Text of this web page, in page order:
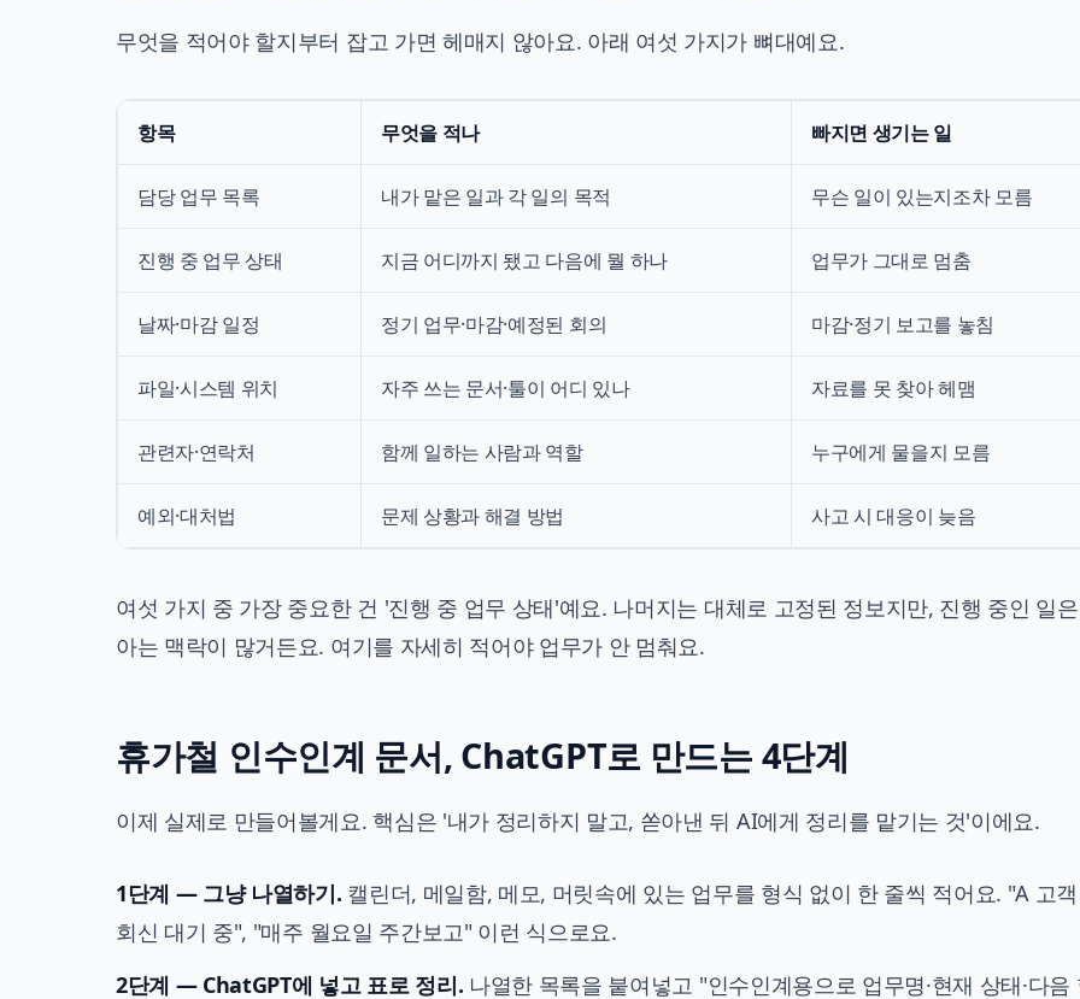
무엇을 적어야 할지부터 잡고 가면 헤매지 않아요. 아래 여섯 가지가 뼈대예요.
항목 무엇을 적나 빠지면 생기는 일
담당 업무 목록 내가 맡은 일과 각 일의 목적 무슨 일이 있는지조차 모름
진행 중 업무 상태 지금 어디까지 됐고 다음에 뭘 하나 업무가 그대로 멈춤
날짜·마감 일정 정기 업무·마감·예정된 회의 마감·정기 보고를 놓침
파일·시스템 위치 자주 쓰는 문서·툴이 어디 있나 자료를 못 찾아 헤맴
관련자·연락처 함께 일하는 사람과 역할 누구에게 물을지 모름
예외·대처법 문제 상황과 해결 방법 사고 시 대응이 늦음
여섯 가지 중 가장 중요한 건 '진행 중 업무 상태'예요. 나머지는 대체로 고정된 정보지만, 진행 중인 일
아는 맥락이 많거든요. 여기를 자세히 적어야 업무가 안 멈춰요.
휴가철 인수인계 문서, ChatGPT로 만드는 4단계
이제 실제로 만들어볼게요. 핵심은 '내가 정리하지 말고, 쏟아낸 뒤 AI에게 정리를 맡기는 것'이에요.
1단계 — 그냥 나열하기. 캘린더, 메일함, 메모, 머릿속에 있는 업무를 형식 없이 한 줄씩 적어요. "A 고
회신 대기 중", "매주 월요일 주간보고" 이런 식으로요.
2단계 — ChatGPT에 넣고 표로 정리. 나열한 목록을 붙여넣고 "인수인계용으로 업무명·현재 상태·다음